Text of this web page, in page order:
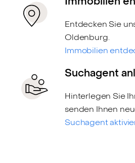
Entdecken Sie
Oldenburg.
Immobilien
Suchagent
Hinterlegen Sie
senden Ihnen
Suchagent